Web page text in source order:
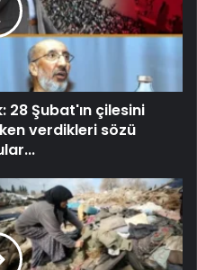
Şubat'ın çilesini
verdikleri sözü